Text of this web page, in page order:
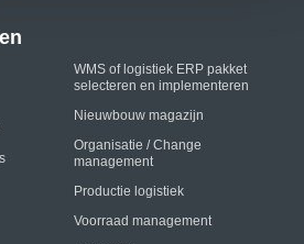
WMS of logistiek ERP pakket
selecteren en implementeren
Nieuwbouw magazijn
Organisatie / Change
management
Productie logistiek
Voorraad management